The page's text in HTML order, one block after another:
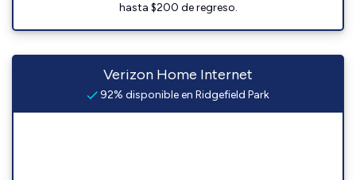
hasta $200 de regreso.
Verizon Home Internet
92% disponible en Ridgefield Park